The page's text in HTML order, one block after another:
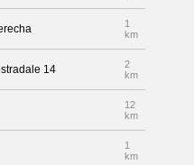
1
km
14
2
km
12
km
1
km